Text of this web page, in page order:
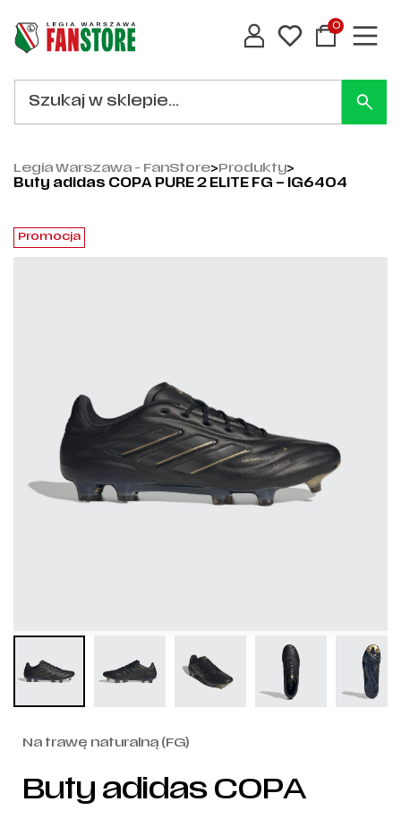
0
Legia Warszawa - FanStore>Produkty>
Buty adidas COPA PURE 2 ELITE FG – IG6404
Promocja
Na trawę naturalną (FG)
Buty adidas COPA